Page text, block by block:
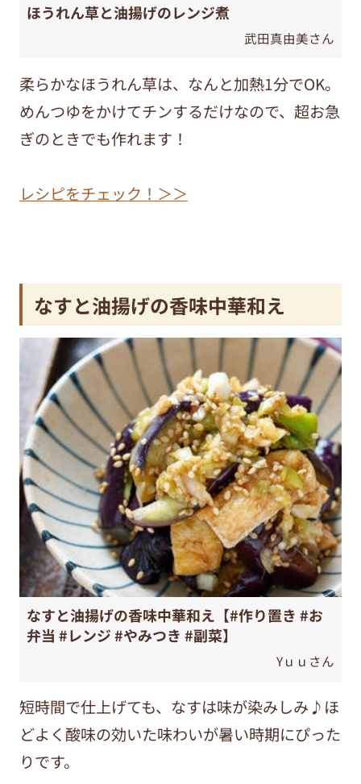
ほうれん草と油揚げのレンジ煮
武田真由美さん
柔らかなほうれん草は、なんと加熱1分でOK。
めんつゆをかけてチンするだけなので、超お急
ぎのときでも作れます！
レシピをチェック！＞＞
なすと油揚げの香味中華和え
なすと油揚げの香味中華和え【#作り置き #お
弁当 #レンジ #やみつき #副菜】
Yｕｕさん
短時間で仕上げても、なすは味が染みしみ♪ほ
どよく酸味の効いた味わいが暑い時期にぴった
りです。